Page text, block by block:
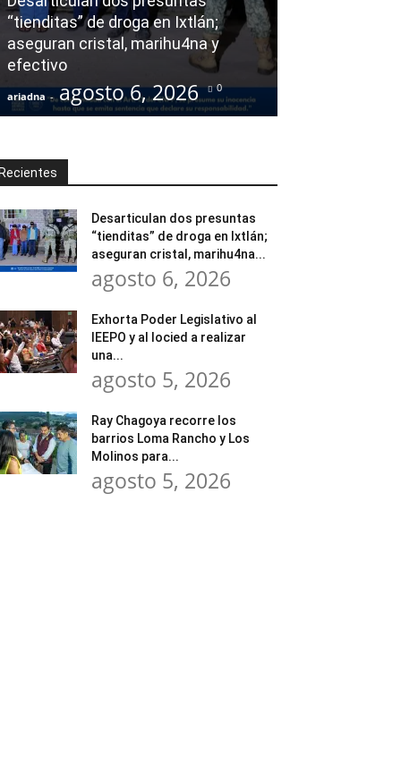
“tienditas” de droga en Ixtlán;
aseguran cristal, marihu4na y
efectivo
ariadna - agosto 6, 2026 0
Recientes
Desarticulan dos presuntas
“tienditas” de droga en Ixtlán;
aseguran cristal, marihu4na...
agosto 6, 2026
Exhorta Poder Legislativo al
IEEPO y al Iocied a realizar
una...
agosto 5, 2026
Ray Chagoya recorre los
barrios Loma Rancho y Los
Molinos para...
agosto 5, 2026